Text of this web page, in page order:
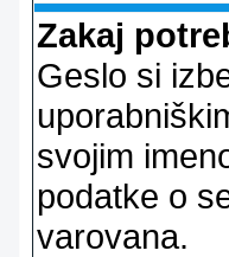
Zakaj
Geslo si
svojim
podatke o
varovana.